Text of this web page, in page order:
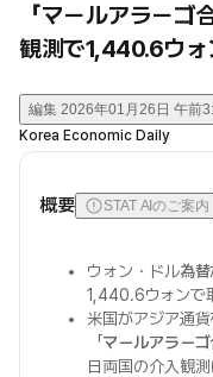
「マールアラーゴ
観測で1,440.6ウォ
編集 2026年01月26日 午前
Korea Economic Daily
概要 STAT AIのご案内
ウォン・ドル為替
1,440.6ウォンで
米国がアジア通
「マールアラー
日両国の介入観測